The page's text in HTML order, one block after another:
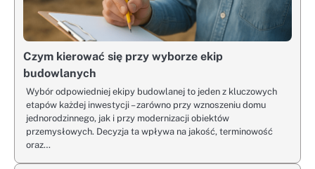
Czym kierować się przy wyborze ekip
budowlanych
Wybór odpowiedniej ekipy budowlanej to jeden z kluczowych
etapów każdej inwestycji – zarówno przy wznoszeniu domu
jednorodzinnego, jak i przy modernizacji obiektów
przemysłowych. Decyzja ta wpływa na jakość, terminowość
oraz…